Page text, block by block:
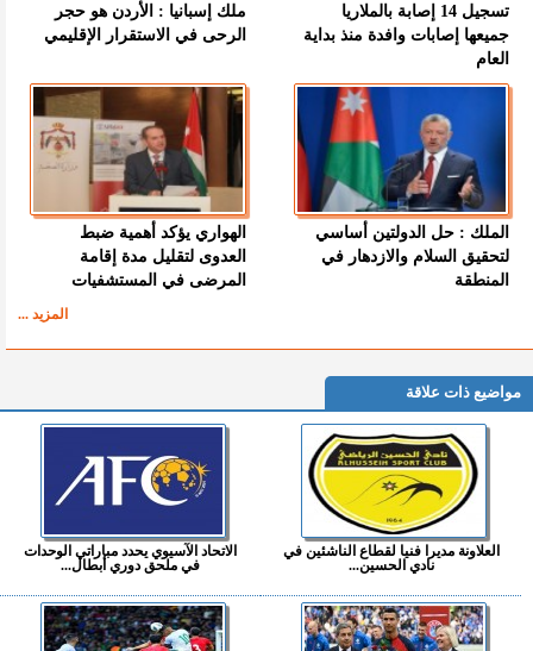
تسجيل 14 إصابة بالملاريا
جميعها إصابات وافدة منذ بداية
العام
ملك إسبانيا : الأردن هو حجر
الرحى في الاستقرار الإقليمي
الملك : حل الدولتين أساسي
لتحقيق السلام والازدهار في
المنطقة
الهواري يؤكد أهمية ضبط
العدوى لتقليل مدة إقامة
المرضى في المستشفيات
المزيد ...
مواضيع ذات علاقة
العلاونة مديرا فنيا لقطاع الناشئين في
نادي الحسين...
الاتحاد الآسيوي يحدد مباراتي الوحدات
في ملحق دوري أبطال...